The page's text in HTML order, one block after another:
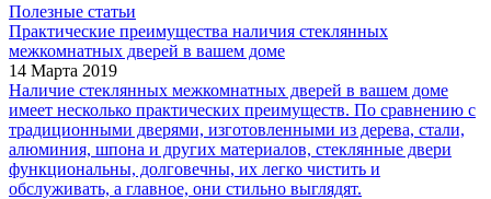
Полезные статьи
Практические преимущества наличия стеклянных
межкомнатных дверей в вашем доме
14 Марта 2019
Наличие стеклянных межкомнатных дверей в вашем доме
имеет несколько практических преимуществ. По сравнению с
традиционными дверями, изготовленными из дерева, стали,
алюминия, шпона и других материалов, стеклянные двери
функциональны, долговечны, их легко чистить и
обслуживать, а главное, они стильно выглядят.